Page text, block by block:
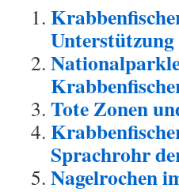
Tote Zonen
Sprachrohr
Nagelrochen